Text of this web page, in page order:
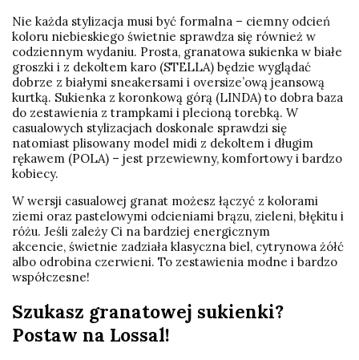
Nie każda stylizacja musi być formalna – ciemny odcień
koloru niebieskiego świetnie sprawdza się również w
codziennym wydaniu. Prosta, granatowa sukienka w białe
groszki i z dekoltem karo (STELLA) będzie wyglądać
dobrze z białymi sneakersami i oversize’ową jeansową
kurtką. Sukienka z koronkową górą (LINDA) to dobra baza
do zestawienia z trampkami i plecioną torebką. W
casualowych stylizacjach doskonale sprawdzi się
natomiast plisowany model midi z dekoltem i długim
rękawem (POLA) – jest przewiewny, komfortowy i bardzo
kobiecy.
W wersji casualowej granat możesz łączyć z kolorami
ziemi oraz pastelowymi odcieniami brązu, zieleni, błękitu i
różu. Jeśli zależy Ci na bardziej energicznym
akcencie, świetnie zadziała klasyczna biel, cytrynowa żółć
albo odrobina czerwieni. To zestawienia modne i bardzo
współczesne!
Szukasz granatowej sukienki?
Postaw na Lossal!